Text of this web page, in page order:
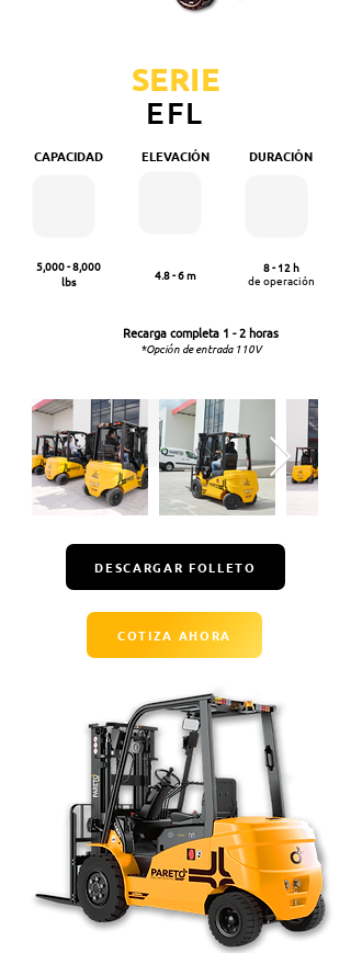
SERIE
EFL
CAPACIDAD
5,000 - 8,000
lbs
ELEVACIÓN
4.8 - 6 m
DURACIÓN
8 - 12 h
de operación
Recarga completa 1 - 2 horas
*Opción de entrada 110V
DESCARGAR FOLLETO
COTIZA AHORA